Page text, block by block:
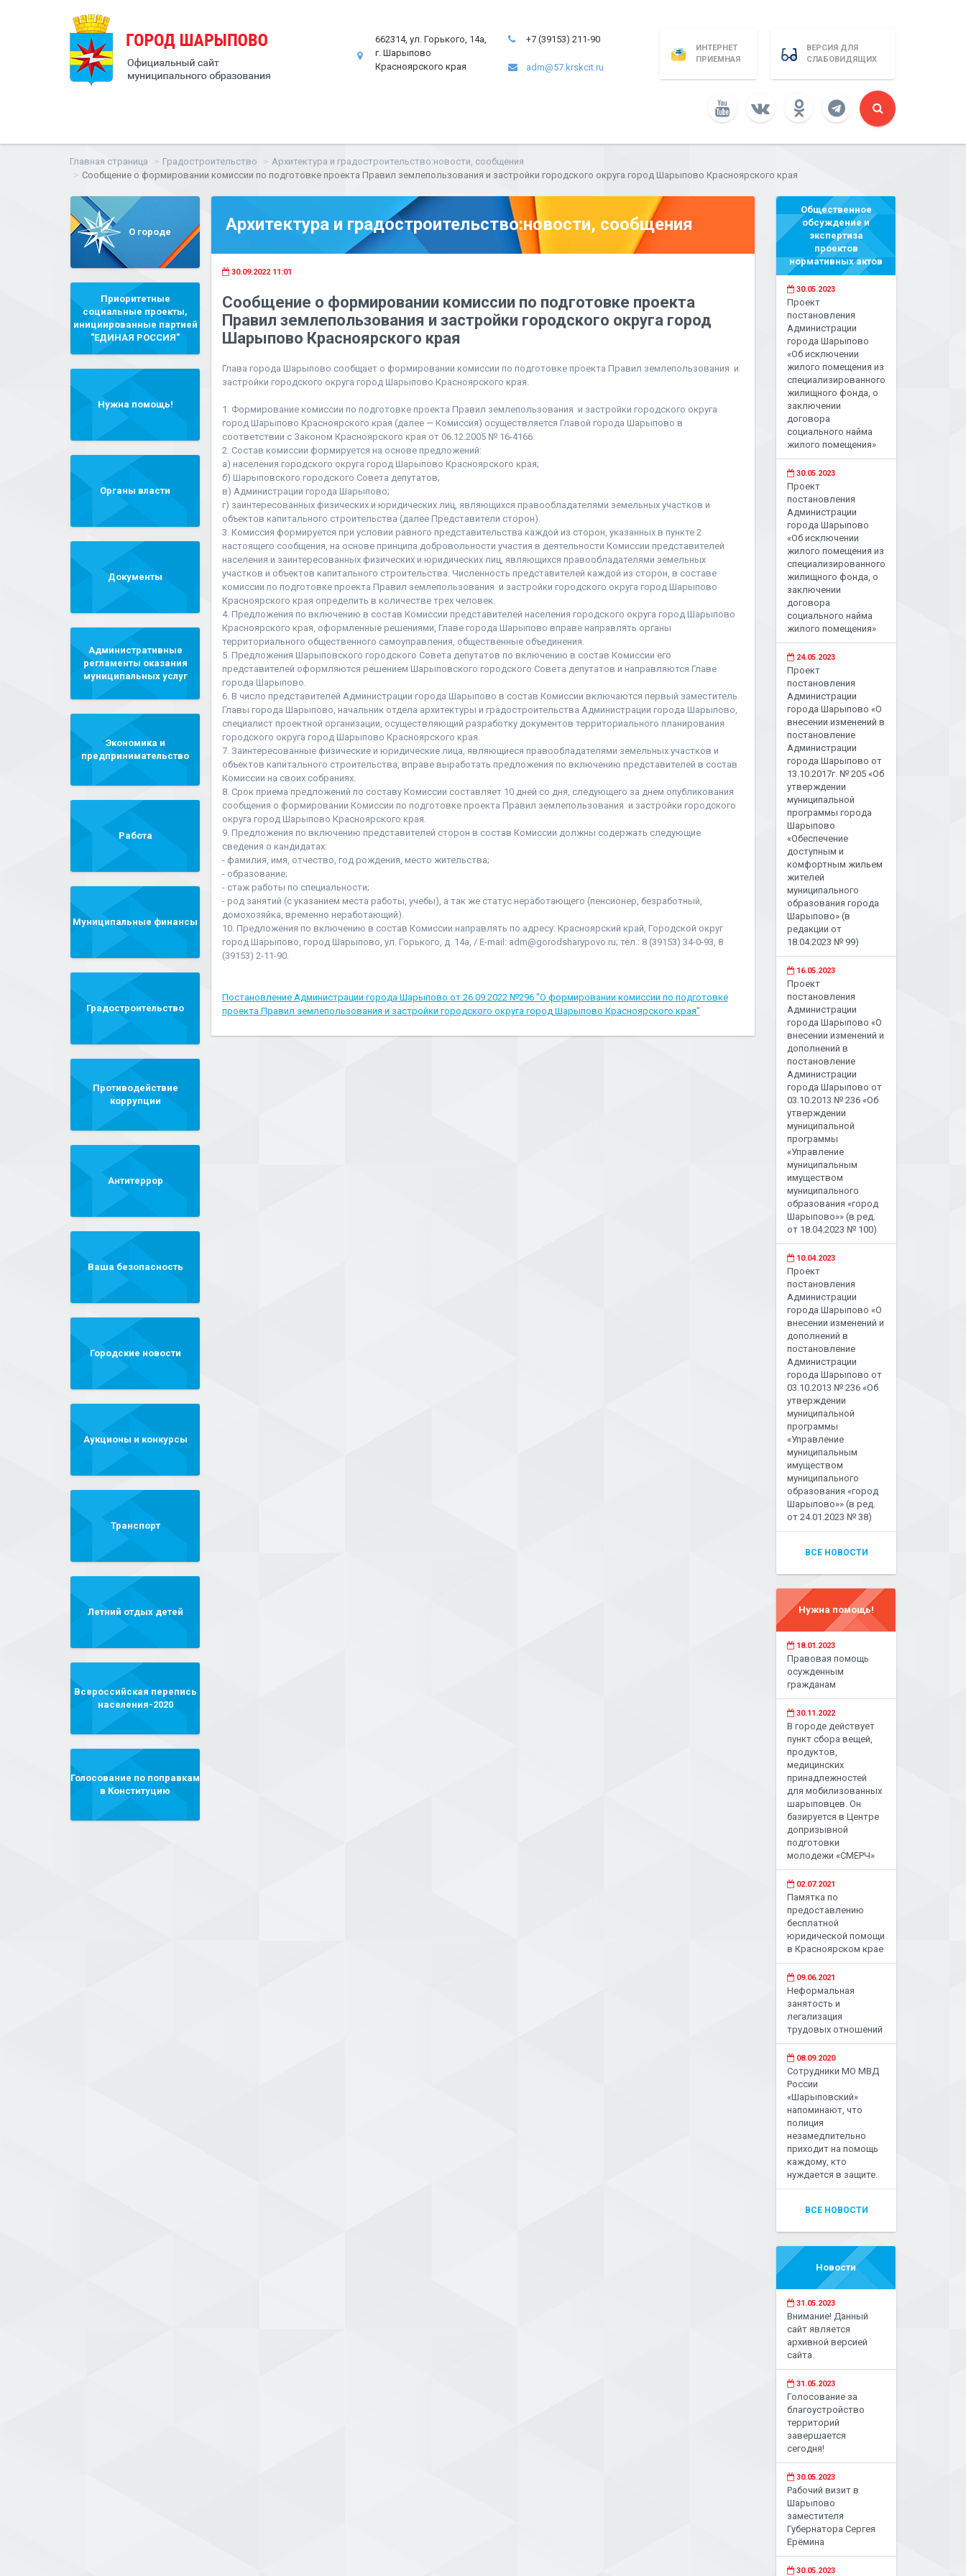
662314, ул. Горького, 14а,
г. Шарыпово
Красноярского края
+7 (39153) 211-90
adm@57.krskcit.ru
ИНТЕРНЕТ
ПРИЕМНАЯ
ВЕРСИЯ ДЛЯ
СЛАБОВИДЯЩИХ
Главная страница Градостроительство
Архитектура и градостроительство:новости, сообщения
Сообщение о формировании комиссии по подготовке проекта Правил землепользования и застройки городского округа город Шарыпово Красноярского края
О городе
Приоритетные
социальные проекты,
инициированные партией
"ЕДИНАЯ РОССИЯ"
Нужна помощь!
Органы власти
Документы
Административные
регламенты оказания
муниципальных услуг
Экономика и
предпринимательство
Работа
Муниципальные финансы
Градостроительство
Противодействие
коррупции
Антитеррор
Ваша безопасность
Городские новости
Аукционы и конкурсы
Транспорт
Летний отдых детей
Всероссийская перепись
населения-2020
Голосование по поправкам
в Конституцию
Архитектура и градостроительство:новости, сообщения
30.09.2022 11:01
Сообщение о формировании комиссии по подготовке проекта
Правил землепользования и застройки городского округа город
Шарыпово Красноярского края
Глава города Шарыпово сообщает о формировании комиссии по подготовке проекта Правил землепользования и
застройки городского округа город Шарыпово Красноярского края.
1. Формирование комиссии по подготовке проекта Правил землепользования и застройки городского округа
город Шарыпово Красноярского края (далее — Комиссия) осуществляется Главой города Шарыпово в
соответствии с Законом Красноярского края от 06.12.2005 № 16-4166.
2. Состав комиссии формируется на основе предложений:
а) населения городского округа город Шарыпово Красноярского края;
б) Шарыповского городского Совета депутатов;
в) Администрации города Шарыпово;
г) заинтересованных физических и юридических лиц, являющихся правообладателями земельных участков и
объектов капитального строительства (далее Представители сторон).
3. Комиссия формируется при условии равного представительства каждой из сторон, указанных в пункте 2
настоящего сообщения, на основе принципа добровольности участия в деятельности Комиссии представителей
населения и заинтересованных физических и юридических лиц, являющихся правообладателями земельных
участков и объектов капитального строительства. Численность представителей каждой из сторон, в составе
комиссии по подготовке проекта Правил землепользования и застройки городского округа город Шарыпово
Красноярского края определить в количестве трех человек.
4. Предложения по включению в состав Комиссии представителей населения городского округа город Шарыпово
Красноярского края, оформленные решениями, Главе города Шарыпово вправе направлять органы
территориального общественного самоуправления, общественные объединения.
5. Предложения Шарыповского городского Совета депутатов по включению в состав Комиссии его
представителей оформляются решением Шарыповского городского Совета депутатов и направляются Главе
города Шарыпово.
6. В число представителей Администрации города Шарыпово в состав Комиссии включаются первый заместитель
Главы города Шарыпово, начальник отдела архитектуры и градостроительства Администрации города Шарыпово,
специалист проектной организации, осуществляющий разработку документов территориального планирования
городского округа город Шарыпово Красноярского края.
7. Заинтересованные физические и юридические лица, являющиеся правообладателями земельных участков и
объектов капитального строительства, вправе выработать предложения по включению представителей в состав
Комиссии на своих собраниях.
8. Срок приема предложений по составу Комиссии составляет 10 дней со дня, следующего за днем опубликования
сообщения о формировании Комиссии по подготовке проекта Правил землепользования и застройки городского
округа город Шарыпово Красноярского края.
9. Предложения по включению представителей сторон в состав Комиссии должны содержать следующие
сведения о кандидатах:
- фамилия, имя, отчество, год рождения, место жительства;
- образование;
- стаж работы по специальности;
- род занятий (с указанием места работы, учебы), а так же статус неработающего (пенсионер, безработный,
домохозяйка, временно неработающий).
10. Предложения по включению в состав Комиссии направлять по адресу: Красноярский край, Городской округ
город Шарыпово, город Шарыпово, ул. Горького, д. 14а, / E-mail: adm@gorodsharypovo.ru; тел.: 8 (39153) 34-0-93, 8
(39153) 2-11-90.
Постановление Администрации города Шарыпово от 26.09.2022 №296 "О формировании комиссии по подготовке
проекта Правил землепользования и застройки городского округа город Шарыпово Красноярского края"
Общественное
обсуждение и
экспертиза
проектов
нормативных актов
30.05.2023
Проект
постановления
Администрации
города Шарыпово
«Об исключении
жилого помещения из
специализированного
жилищного фонда, о
заключении
договора
социального найма
жилого помещения»
30.05.2023
Проект
постановления
Администрации
города Шарыпово
«Об исключении
жилого помещения из
специализированного
жилищного фонда, о
заключении
договора
социального найма
жилого помещения»
24.05.2023
Проект
постановления
Администрации
города Шарыпово «О
внесении изменений в
постановление
Администрации
города Шарыпово от
13.10.2017г. № 205 «Об
утверждении
муниципальной
программы города
Шарыпово
«Обеспечение
доступным и
комфортным жильем
жителей
муниципального
образования города
Шарыпово» (в
редакции от
18.04.2023 № 99)
16.05.2023
Проект
постановления
Администрации
города Шарыпово «О
внесении изменений и
дополнений в
постановление
Администрации
города Шарыпово от
03.10.2013 № 236 «Об
утверждении
муниципальной
программы
«Управление
муниципальным
имуществом
муниципального
образования «город
Шарыпово»» (в ред.
от 18.04.2023 № 100)
10.04.2023
Проект
постановления
Администрации
города Шарыпово «О
внесении изменений и
дополнений в
постановление
Администрации
города Шарыпово от
03.10.2013 № 236 «Об
утверждении
муниципальной
программы
«Управление
муниципальным
имуществом
муниципального
образования «город
Шарыпово»» (в ред.
от 24.01.2023 № 38)
ВСЕ НОВОСТИ
Нужна помощь!
18.01.2023
Правовая помощь
осужденным
гражданам
30.11.2022
В городе действует
пункт сбора вещей,
продуктов,
медицинских
принадлежностей
для мобилизованных
шарыповцев. Он
базируется в Центре
допризывной
подготовки
молодежи «СМЕРЧ»
02.07.2021
Памятка по
предоставлению
бесплатной
юридической помощи
в Красноярском крае
09.06.2021
Неформальная
занятость и
легализация
трудовых отношений
08.09.2020
Сотрудники МО МВД
России
«Шарыповский»
напоминают, что
полиция
незамедлительно
приходит на помощь
каждому, кто
нуждается в защите.
ВСЕ НОВОСТИ
Новости
31.05.2023
Внимание! Данный
сайт является
архивной версией
сайта.
31.05.2023
Голосование за
благоустройство
территорий
завершается
сегодня!
30.05.2023
Рабочий визит в
Шарыпово
заместителя
Губернатора Сергея
Ерёмина
30.05.2023